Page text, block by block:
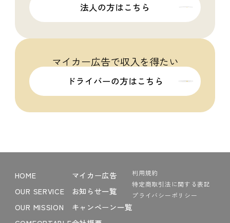
法人の方はこちら
マイカー広告で収入を得たい
ドライバーの方はこちら
HOME
OUR SERVICE
OUR MISSION
マイカー広告
お知らせ一覧
キャンペーン一覧
利用規約
特定商取引法に関する表記
プライバシーポリシー